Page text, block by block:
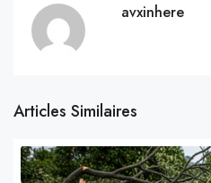
avxinhere
Articles Similaires